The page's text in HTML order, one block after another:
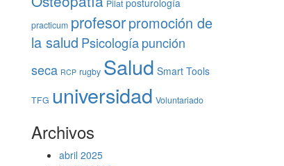
Pilat
practicum profesorpromoción de
la salud Psicología punción
seca RCP rugby Salud Smart Tools
TFG universidad Voluntariado
Archivos
abril 2025